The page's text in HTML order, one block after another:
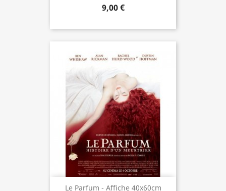
9,00 €
Le Parfum - Affiche 40x60cm